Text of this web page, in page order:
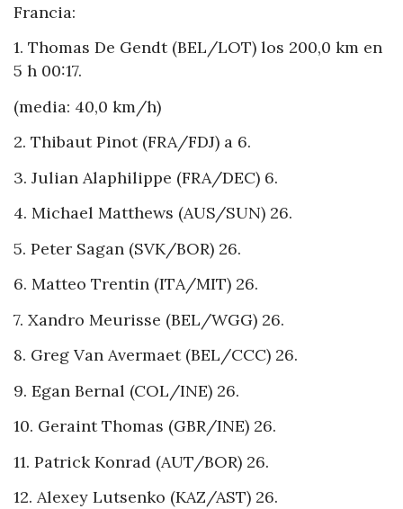
Francia:
1. Thomas De Gendt (BEL/LOT) los 200,0 km en
5 h 00:17.
(media: 40,0 km/h)
2. Thibaut Pinot (FRA/FDJ) a 6.
3. Julian Alaphilippe (FRA/DEC) 6.
4. Michael Matthews (AUS/SUN) 26.
5. Peter Sagan (SVK/BOR) 26.
6. Matteo Trentin (ITA/MIT) 26.
7. Xandro Meurisse (BEL/WGG) 26.
8. Greg Van Avermaet (BEL/CCC) 26.
9. Egan Bernal (COL/INE) 26.
10. Geraint Thomas (GBR/INE) 26.
11. Patrick Konrad (AUT/BOR) 26.
12. Alexey Lutsenko (KAZ/AST) 26.